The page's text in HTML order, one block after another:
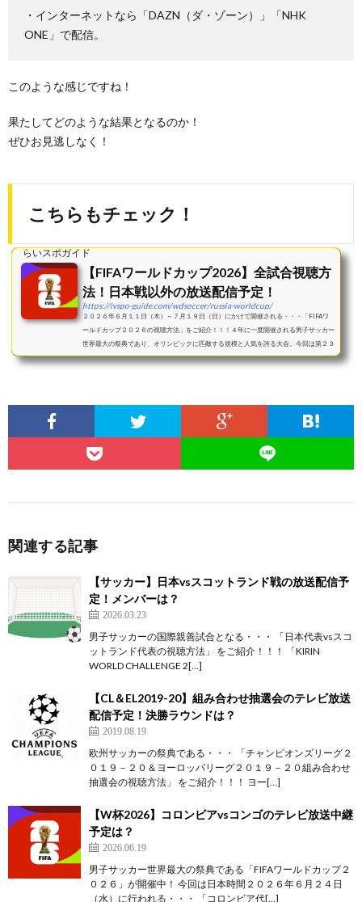
・インターネットなら「DAZN（ダ・ゾーン）」「NHK
ONE」で配信。
このような感じですね！
果たしてどのような結果となるのか！
ぜひお見逃しなく！
こちらもチェック！
らいスポガイド
【FIFAワールドカップ2026】全試合視聴方
法！日本戦以外の放送配信予定！
https://lvspo-guide.com/wdsoccer/russia-worldcup/
２０２６年６月１１日（木）～７月１９日（日）にかけて開催される・・・「FIFAワ
ールドカップ２０２６の視聴方法」をご紹介！！！４年に一度開催される男子サッカー
世界最大の祭典であり、オリンピックに匹敵する規模と人気を誇る大会。今回は第２３
回大会であり、...
関連する記事
【サッカー】日本vsスコットランド戦の放送配信予
定！メンバーは？
2026.03.23
男子サッカーの国際親善試合となる・・・ 「日本代表vsスコ
ットランド代表の視聴方法」 をご紹介！！！ 「KIRIN
WORLD CHALLENGE 2[…]
【CL＆EL2019-20】組み合わせ抽選会のテレビ放送
配信予定！決勝ラウンドは？
2019.08.19
欧州サッカーの祭典である・・・ 「チャンピオンズリーグ２
０１９－２０＆ヨーロッパリーグ２０１９－２０組み合わせ
抽選会の視聴方法」 をご紹介！！！ ヨー[…]
【W杯2026】コロンビアvsコンゴのテレビ放送中継
予定は？
2026.06.19
男子サッカー世界最大の祭典である「FIFAワールドカップ２
０２６」が開催中！ 今回は日本時間２０２６年６月２４日
（水）に行われる・・・ 「コロンビア代[…]